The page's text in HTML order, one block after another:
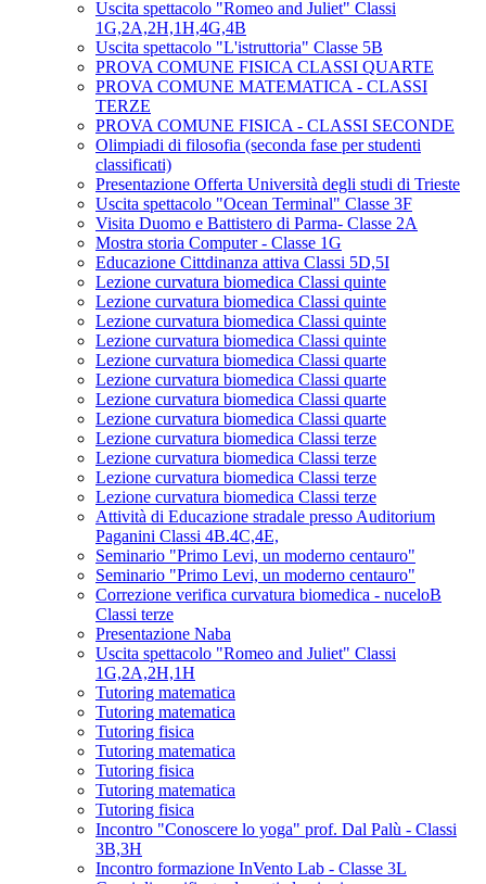
Uscita spettacolo "Romeo and Juliet" Classi
1G,2A,2H,1H,4G,4B
Uscita spettacolo "L'istruttoria" Classe 5B
PROVA COMUNE FISICA CLASSI QUARTE
PROVA COMUNE MATEMATICA - CLASSI
TERZE
PROVA COMUNE FISICA - CLASSI SECONDE
Olimpiadi di filosofia (seconda fase per studenti
classificati)
Presentazione Offerta Università degli studi di Trieste
Uscita spettacolo "Ocean Terminal" Classe 3F
Visita Duomo e Battistero di Parma- Classe 2A
Mostra storia Computer - Classe 1G
Educazione Cittdinanza attiva Classi 5D,5I
Lezione curvatura biomedica Classi quinte
Lezione curvatura biomedica Classi quinte
Lezione curvatura biomedica Classi quinte
Lezione curvatura biomedica Classi quinte
Lezione curvatura biomedica Classi quarte
Lezione curvatura biomedica Classi quarte
Lezione curvatura biomedica Classi quarte
Lezione curvatura biomedica Classi quarte
Lezione curvatura biomedica Classi terze
Lezione curvatura biomedica Classi terze
Lezione curvatura biomedica Classi terze
Lezione curvatura biomedica Classi terze
Attività di Educazione stradale presso Auditorium
Paganini Classi 4B.4C,4E,
Seminario "Primo Levi, un moderno centauro"
Seminario "Primo Levi, un moderno centauro"
Correzione verifica curvatura biomedica - nuceloB
Classi terze
Presentazione Naba
Uscita spettacolo "Romeo and Juliet" Classi
1G,2A,2H,1H
Tutoring matematica
Tutoring matematica
Tutoring fisica
Tutoring matematica
Tutoring fisica
Tutoring matematica
Tutoring fisica
Incontro "Conoscere lo yoga" prof. Dal Palù - Classi
3B,3H
Incontro formazione InVento Lab - Classe 3L